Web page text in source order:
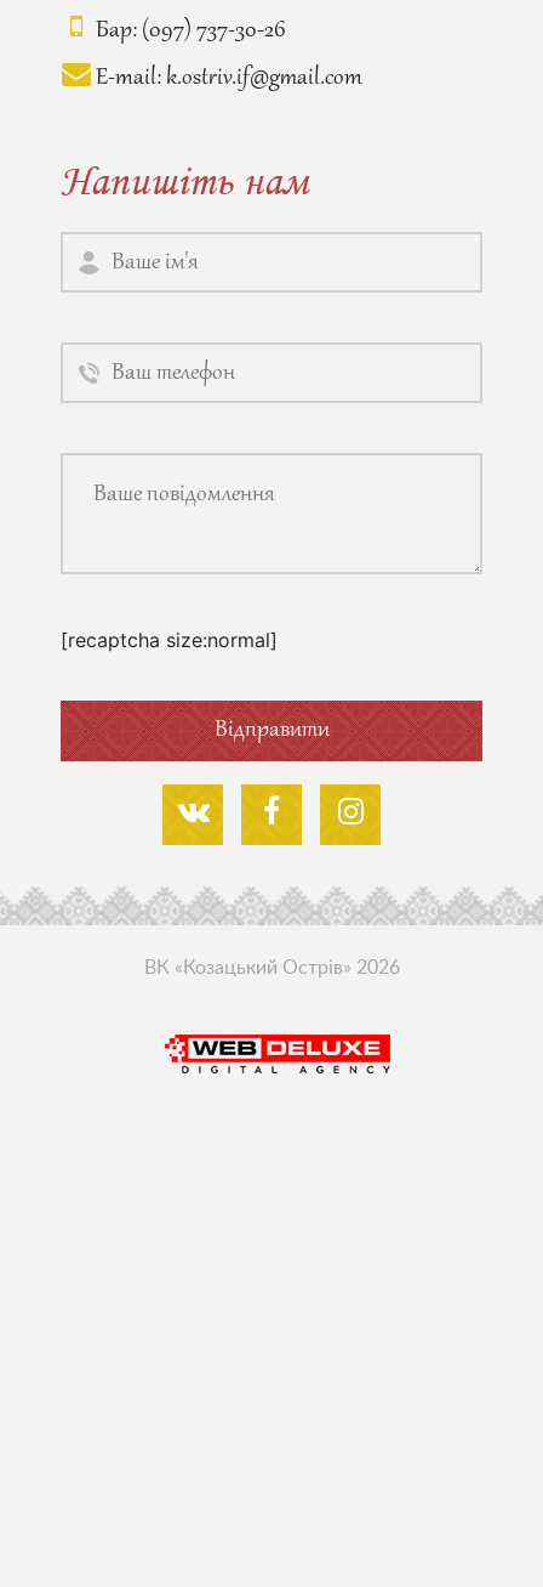
Бар: (097) 737-30-26
E-mail: k.ostriv.if@gmail.com
Напишіть нам
[recaptcha size:normal]
ВК «Козацький Острів» 2026